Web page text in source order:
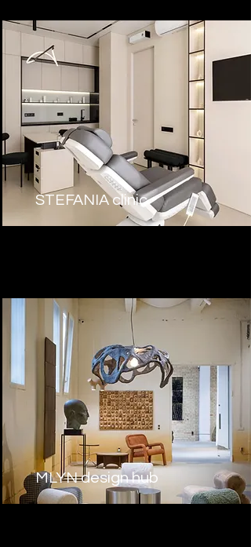
STEFANIA clinic
MLYN design hub